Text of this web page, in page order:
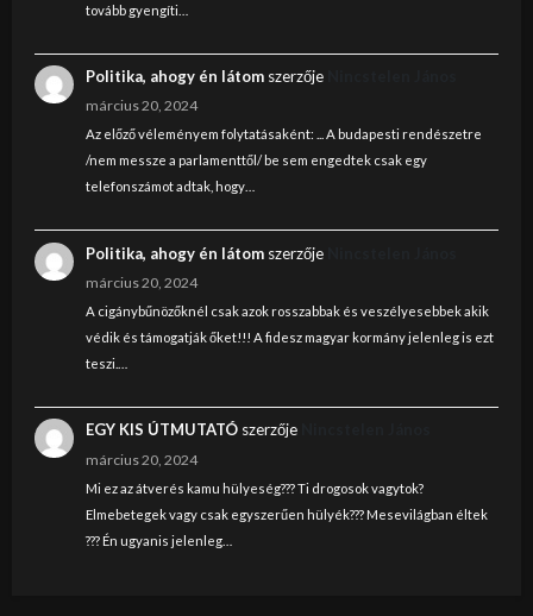
tovább gyengíti…
Politika, ahogy én látomszerzője
március 20, 2024
Az előző véleményem folytatásaként: ... A budapesti rendészetre
/nem messze a parlamenttől/ be sem engedtek csak egy
telefonszámot adtak, hogy…
Politika, ahogy én látomszerzője
március 20, 2024
A cigánybűnözőknél csak azok rosszabbak és veszélyesebbek akik
védik és támogatják őket!!! A fidesz magyar kormány jelenleg is ezt
teszi.…
EGY KIS ÚTMUTATÓszerzője
március 20, 2024
Mi ez az átverés kamu hülyeség??? Ti drogosok vagytok?
Elmebetegek vagy csak egyszerűen hülyék??? Mesevilágban éltek
??? Én ugyanis jelenleg…